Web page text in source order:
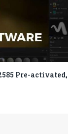
Pre-activated,